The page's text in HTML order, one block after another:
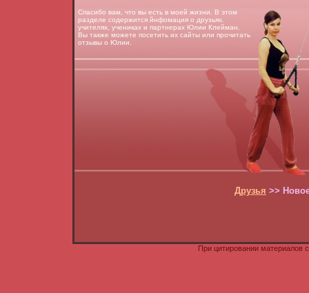
Спасибо вам, что вы есть в моей жизни. В этом
разделе содержится йнфомация о друзьях.
учителях, учениках и партнерах Юлии Клейман.
Вы также можете посетить их сайты или прочитать
отзывы о Юлии.
Друзья >>
При цитировании материалов